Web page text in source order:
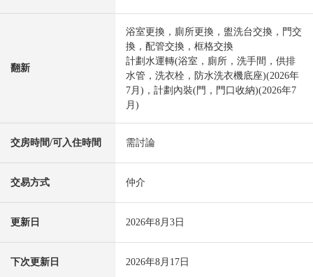
翻新
浴室更換，廁所更換，盥洗台交換，門交
換，配管交換，框格交換
計劃水運轉(浴室，廁所，洗手間，供排
水管，洗衣栓，防水洗衣機底座)(2026年
7月)，計劃內裝(門，門口收納)(2026年7
月)
交房時間/可入住時間 需討論
交易方式 仲介
更新日 2026年8月3日
下次更新日 2026年8月17日